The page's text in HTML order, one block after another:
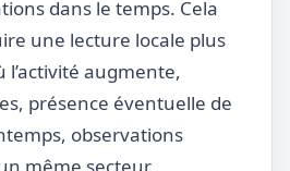
dans le temps. Cela
une lecture locale plus
l’activité augmente,
présence éventuelle de
observations